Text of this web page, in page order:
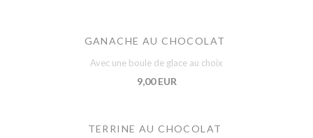
GANACHE AU CHOCOLAT
Avec une boule de glace au choix
9,00 EUR
TERRINE AU CHOCOLAT